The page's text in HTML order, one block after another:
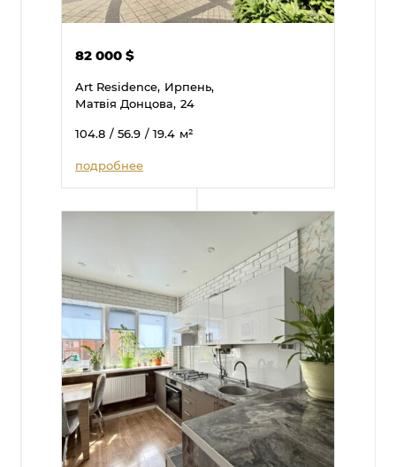
82 000$
Art Residence, Ирпень,
Матвія Донцова, 24
104.8 / 56.9 / 19.4 м²
подробнее